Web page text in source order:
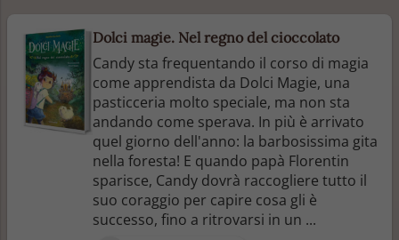
Dolci magie. Nel regno del cioccolato
Candy sta frequentando il corso di magia
come apprendista da Dolci Magie, una
pasticceria molto speciale, ma non sta
andando come sperava. In più è arrivato
quel giorno dell'anno: la barbosissima gita
nella foresta! E quando papà Florentin
sparisce, Candy dovrà raccogliere tutto il
suo coraggio per capire cosa gli è
successo, fino a ritrovarsi in un ...